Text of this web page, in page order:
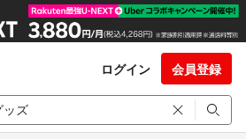
ログイン 会員登録